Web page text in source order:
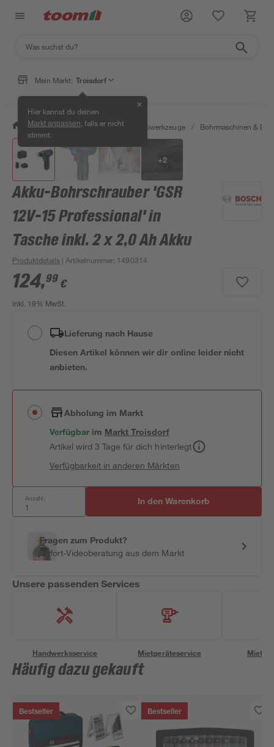
Mein Markt: Troisdorf
Hier kannst du deinen
Markt anpassen , falls er nicht
stimmt.
✕
/ Werkstatt & Maschinen / Elektrowerkzeuge / Bohrmaschinen &
+2
Akku-Bohrschrauber 'GSR
12V-15 Professional' in
Tasche inkl. 2 x 2,0 Ah Akku
Produktdetails | Artikelnummer: 1490314
124,99 €
inkl. 19% MwSt.
Lieferung nach Hause
Diesen Artikel können wir dir online leider nicht
anbieten.
Abholung im Markt
Verfügbar im MarktTroisdorf
Artikel wird 3 Tage für dich hinterlegt
Verfügbarkeit in anderen Märkten
Anzahl: In den Warenkorb
Fragen zum Produkt?
Sofort-Videoberatung aus dem Markt
Unsere passenden Services
Handwerksservice Mietgeräteservice
Häufig dazu gekauft
Bestseller Bestseller